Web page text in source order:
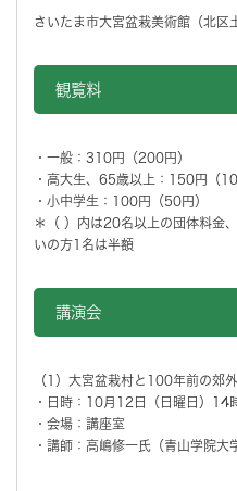
さいたま市大宮盆栽美術館（北区
観覧料
・一般：310円（200円）
・高大生、65歳以上：150円（
・小中学生：100円（50円）
＊（ ）内は20名以上の団体料金
いの方1名は半額
講演会
（1）大宮盆栽村と100年前の郊
・日時：10月12日（日曜日）14
・会場：講座室
・講師：高嶋修一氏（青山学院大